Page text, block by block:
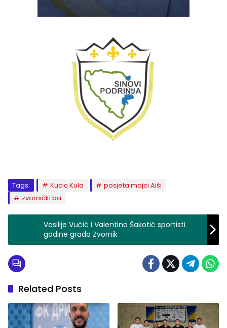
Tags: Kucic Kula
posjeta majci Aiši
zvornički.ba
Vasilije Vučić i Valentina Šakotić sportisti
godine grada Zvornik
Related Posts